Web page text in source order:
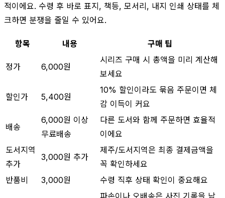
적이에요. 수령 후 바로 표지, 책등, 모서리, 내지 인쇄 상태를 체
크하면 분쟁을 줄일 수 있어요.
항목 내용 구매 팁
정가 6,000원
시리즈 구매 시 총액을 미리 계산해
보세요
할인가 5,400원
10% 할인이라도 묶음 주문이면 체
감 이득이 커요
배송
6,000원 이상
무료배송
다른 도서와 함께 주문하면 효율적
이에요
도서지역
추가
3,000원 추가
제주/도서지역은 최종 결제금액을
꼭 확인하세요
반품비
3,000원 수령 직후 상태 확인이 중요해요
파손이나 오배송은 사진 기록을 남